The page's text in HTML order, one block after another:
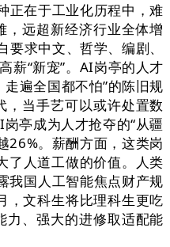
在于工业化历程中，难
远超新经济行业全体增
求中文、哲学、编剧、
薪“新宠”。AI岗亭的人才
遍全国都不怕”的陈旧规
当手艺可以或许处置数
亭成为人才抢夺的“从疆
。薪酬方面，这类岗
了人道工做的价值。人类
我国人工智能焦点财产规
，文科生将比理科生更吃
力、强大的进修取适配能